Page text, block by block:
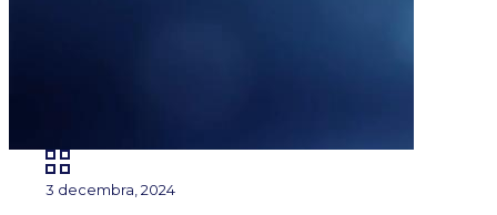
3 decembra, 2024